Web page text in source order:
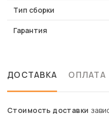
Тип сборки
Гарантия
ДОСТАВКА ОПЛАТА
Стоимость доставки